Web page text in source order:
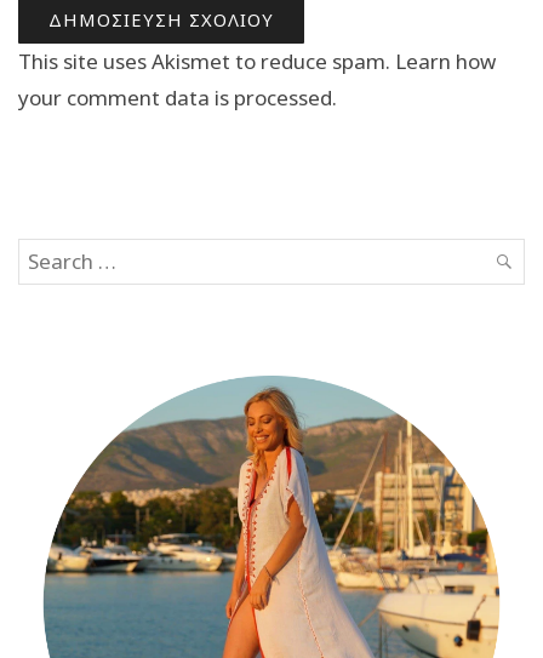
This site uses Akismet to reduce spam. Learn how
your comment data is processed.
Search
for: